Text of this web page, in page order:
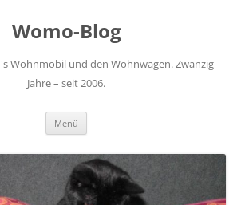
Womo-Blog
Wohnmobil und den Wohnwagen. Zwanzig
Jahre – seit 2006.
Menü